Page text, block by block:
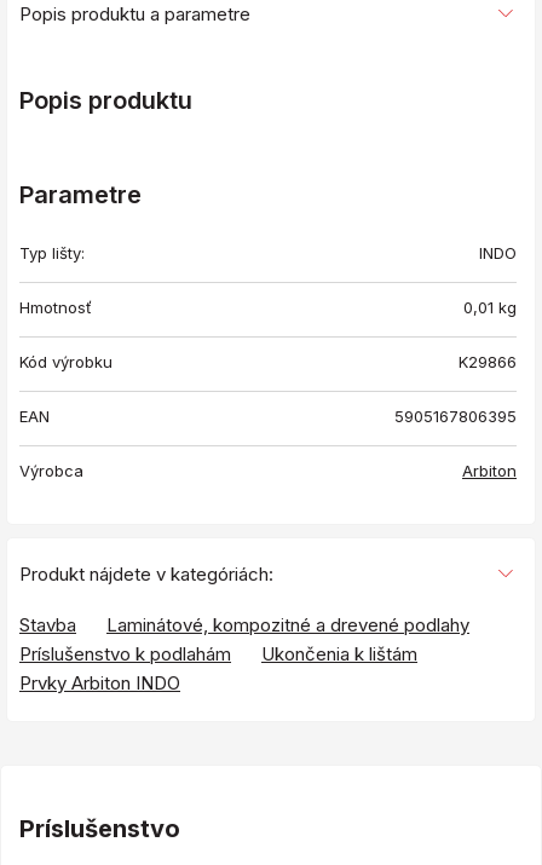
Popis produktu a parametre
Popis produktu
Parametre
Typ lišty: INDO
Hmotnosť 0,01 kg
Kód výrobku K29866
EAN 5905167806395
Výrobca Arbiton
Produkt nájdete v kategóriách:
Stavba
Laminátové, kompozitné a drevené podlahy
Príslušenstvo k podlahám
Ukončenia k lištám
Prvky Arbiton INDO
Príslušenstvo